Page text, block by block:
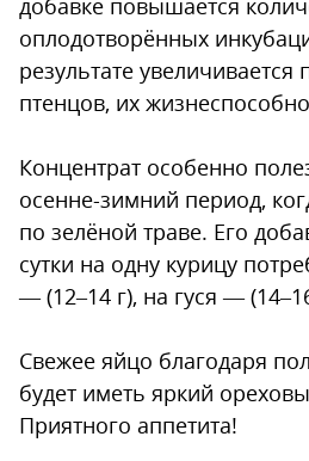
оплодотворённых
результате
птенцов, их
Концентрат особенно
осенне-зимний период,
по зелёной траве. Его
сутки на одну курицу
— (12–14 г), на гуся —
Свежее яйцо благодаря
будет иметь яркий
Приятного аппетита!